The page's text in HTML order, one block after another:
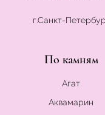
г.Санкт-
По камням
Агат
Аквамарин